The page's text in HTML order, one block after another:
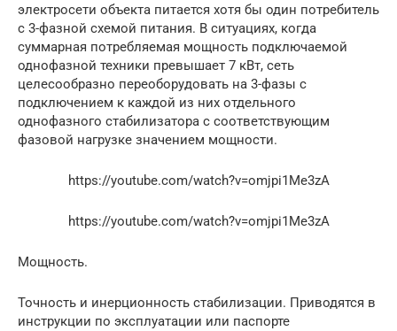
электросети объекта питается хотя бы один потребитель
с 3-фазной схемой питания. В ситуациях, когда
суммарная потребляемая мощность подключаемой
однофазной техники превышает 7 кВт, сеть
целесообразно переоборудовать на 3-фазы с
подключением к каждой из них отдельного
однофазного стабилизатора с соответствующим
фазовой нагрузке значением мощности.
https://youtube.com/watch?v=omjpi1Me3zA
https://youtube.com/watch?v=omjpi1Me3zA
Мощность.
Точность и инерционность стабилизации. Приводятся в
инструкции по эксплуатации или паспорте